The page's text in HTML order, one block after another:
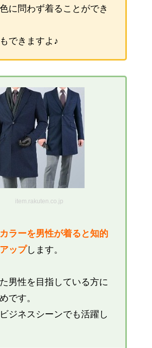
に問わず着ることができ
できますよ♪
item.rakuten.co.jp
ラーを男性が着ると知的
ップします。
男性を目指している方に
です。
ジネスシーンでも活躍し